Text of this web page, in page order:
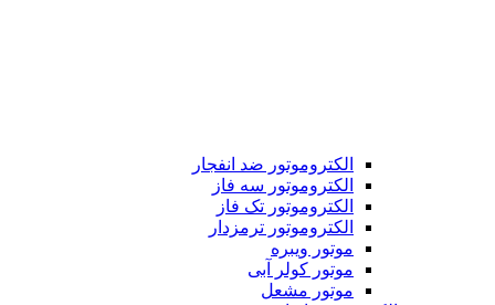
الکتروموتور ضد انفجار
الکتروموتور سه فاز
الکتروموتور تک فاز
الکتروموتور ترمزدار
موتور ویبره
موتور کولر آبی
موتور مشعل